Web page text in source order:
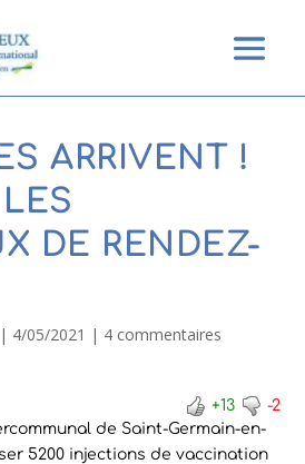
ARRIVENT !
DE RENDEZ-
| 4/05/2021 | 4 commentaires
+13
-2
de Saint-Germain-en-
5200 injections de vaccination